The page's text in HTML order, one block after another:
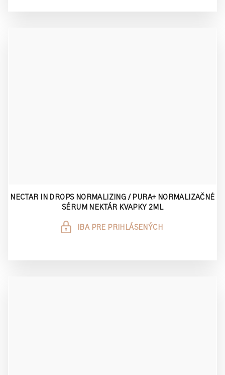
NECTAR IN DROPS NORMALIZING / PURA+ NORMALIZAČNÉ
SÉRUM NEKTÁR KVAPKY 2ML
IBA PRE PRIHLÁSENÝCH